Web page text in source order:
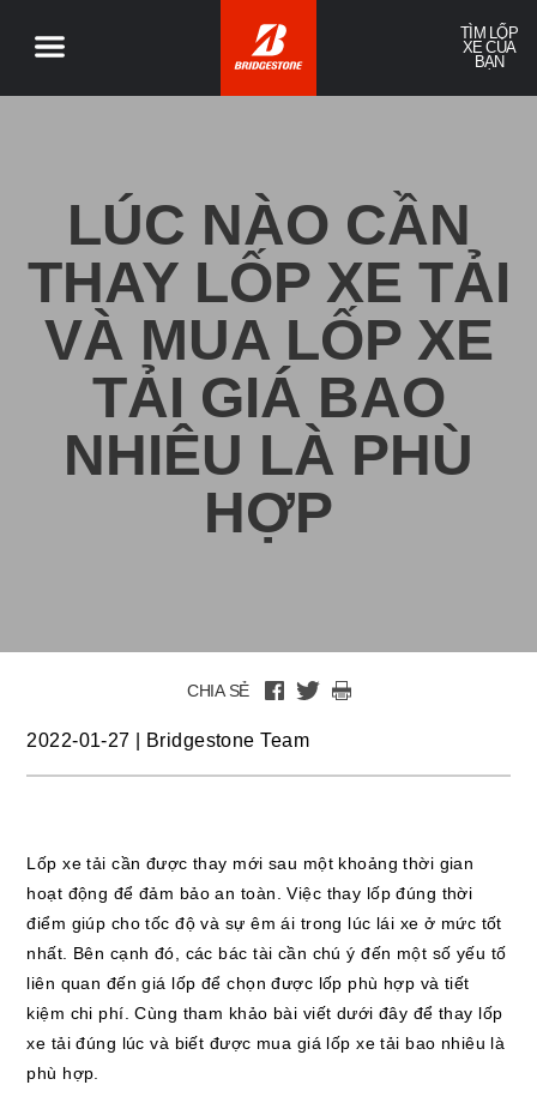
TÌM LỐP
XE CỦA
BẠN
LÚC NÀO CẦN
THAY LỐP XE TẢI
VÀ MUA LỐP XE
TẢI GIÁ BAO
NHIÊU LÀ PHÙ
HỢP
CHIA SẺ
2022-01-27 Bridgestone Team
Lốp xe tải cần được thay mới sau một khoảng thời gian
hoạt động để đảm bảo an toàn. Việc thay lốp đúng thời
điểm giúp cho tốc độ và sự êm ái trong lúc lái xe ở mức tốt
nhất. Bên cạnh đó, các bác tài cần chú ý đến một số yếu tố
liên quan đến giá lốp để chọn được lốp phù hợp và tiết
kiệm chi phí. Cùng tham khảo bài viết dưới đây để thay lốp
xe tải đúng lúc và biết được mua giá lốp xe tải bao nhiêu là
phù hợp.